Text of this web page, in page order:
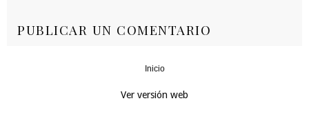
PUBLICAR UN COMENTARIO
Inicio
Ver versión web